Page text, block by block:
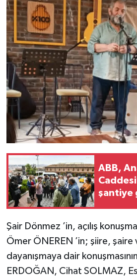
ABB,
şantiye
Şair Dönmez ’in, açılış
Ömer ÖNEREN ’in; şiire, şaire
dayanışmaya dair
ERDOĞAN, Cihat SOLMAZ,